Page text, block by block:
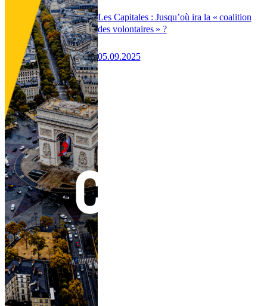
Les Capitales : Jusqu’où ira la « coalition
des volontaires » ?
05.09.2025